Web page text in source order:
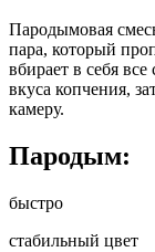
Пародымовая
пара, который
вбирает в себя
вкуса копчения,
камеру.
Пародым:
быстро
стабильный цвет